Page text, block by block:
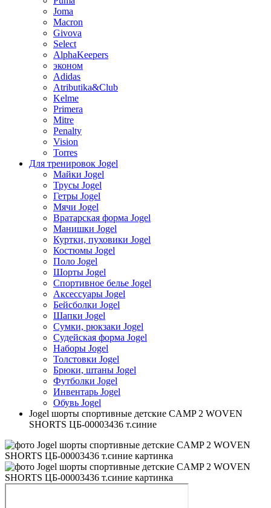
Joma
Macron
Givova
Select
AlphaKeepers
эконом
Adidas
Atributika&Club
Kelme
Primera
Mitre
Penalty
Vision
Torres
Для тренировок Jogel
Майки Jogel
Трусы Jogel
Гетры Jogel
Мячи Jogel
Вратарская форма Jogel
Манишки Jogel
Куртки, пуховики Jogel
Костюмы Jogel
Поло Jogel
Шорты Jogel
Спортивное белье Jogel
Аксессуары Jogel
Бейсболки Jogel
Шапки Jogel
Сумки, рюкзаки Jogel
Судейская форма Jogel
Наборы Jogel
Толстовки Jogel
Брюки, штаны Jogel
Футболки Jogel
Инвентарь Jogel
Обувь Jogel
Jogel шорты спортивные детские CAMP 2 WOVEN
SHORTS ЦБ-00003436 т.синие